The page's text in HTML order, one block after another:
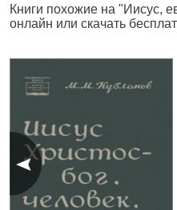
Книги похожие на "Иисус,
онлайн или скачать